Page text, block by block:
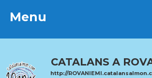
Menu
CATALANS A
http://
Menu